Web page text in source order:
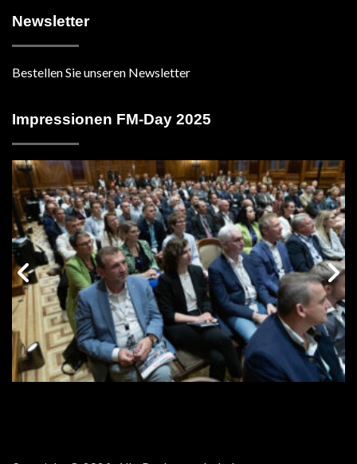
Newsletter
Bestellen Sie unseren Newsletter
Impressionen FM-Day 2025
vorige
Galerie